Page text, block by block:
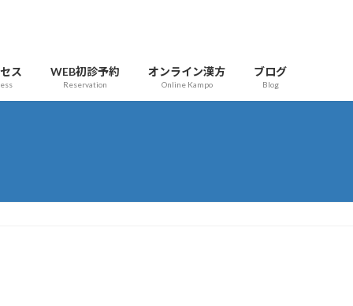
ス WEB初診予約
Reservation
オンライン漢方
Online Kampo
ブログ
Blog